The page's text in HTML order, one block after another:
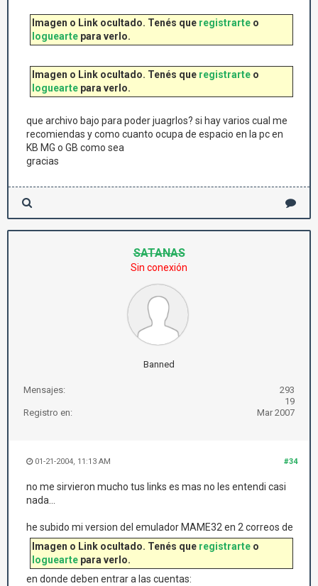
Imagen o Link ocultado. Tenés que registrarte o
loguearte para verlo.
Imagen o Link ocultado. Tenés que registrarte o
loguearte para verlo.
que archivo bajo para poder juagrlos? si hay varios cual me
recomiendas y como cuanto ocupa de espacio en la pc en
KB MG o GB como sea
gracias
SATANAS
Sin conexión
Banned
Mensajes:
293
19
Registro en:
Mar 2007
#34
01-21-2004, 11:13 AM
no me sirvieron mucho tus links es mas no les entendi casi
nada...
he subido mi version del emulador MAME32 en 2 correos de
Imagen o Link ocultado. Tenés que registrarte o
loguearte para verlo.
en donde deben entrar a las cuentas: